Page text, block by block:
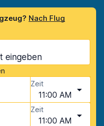
Nach Flug
Zeit
11:00 AM
Zeit
11:00 AM